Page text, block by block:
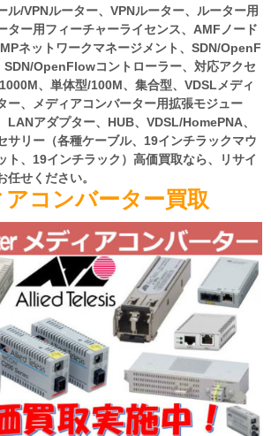
ル/VPNルーター、VPNルーター、ルーター用
ター用フィーチャーライセンス、AMFノード
ネットワークマネージメント、SDN/OpenF
OpenFlowコントローラー、対応アクセ
、単体型/100M、集合型、VDSLメディ
ー、メディアコンバーター用拡張モジュー
LANアダプター、HUB、VDSL/HomePNA、
サリー（各種ケーブル、19インチラックマウ
ト、19インチラック）高価買取なら、リサイ
任せください。
アコンバーター買取